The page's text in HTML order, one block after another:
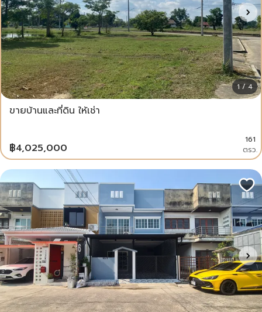
1 / 4
ขายบ้านและที่ดิน ให้เช่า
฿4,025,000
161
ตรว.